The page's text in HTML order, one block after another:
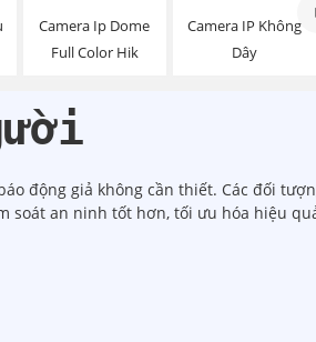
Camera Ip Dome
Full Color Hik
Camera IP Không
Dây
động giả không cần thiết. Các đối
soát an ninh tốt hơn, tối ưu hóa hiệu